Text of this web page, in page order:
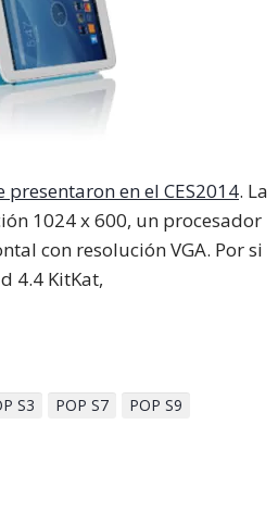
en el CES2014. La
1024 x 600, un procesador
con resolución VGA. Por si
4.4 KitKat,
S3 POP S7
POP S9